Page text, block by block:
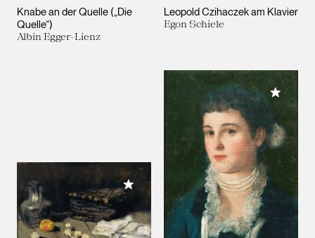
Knabe an der Quelle („Die
Quelle“)
Albin Egger-Lienz
Leopold Czihaczek am Klavier
Egon Schiele
Meiner Sammlung hinzufügen
Meiner